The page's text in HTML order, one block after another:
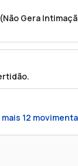
Gera
mais 12